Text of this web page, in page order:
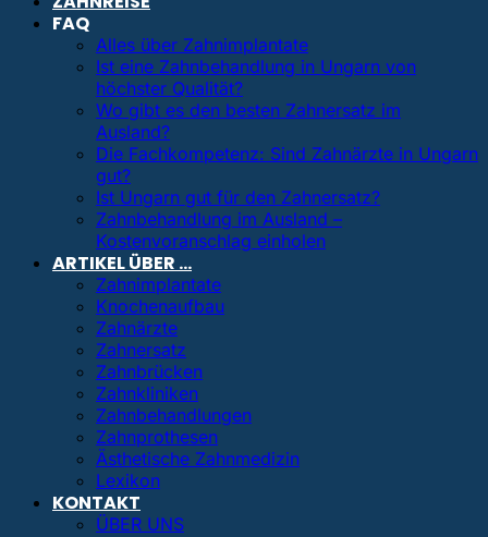
FAQ
Alles über Zahnimplantate
Ist eine Zahnbehandlung in Ungarn von
höchster Qualität?
Wo gibt es den besten Zahnersatz im
Ausland?
Die Fachkompetenz: Sind Zahnärzte in Ungarn
gut?
Ist Ungarn gut für den Zahnersatz?
Zahnbehandlung im Ausland –
Kostenvoranschlag einholen
ARTIKEL ÜBER …
Zahnimplantate
Knochenaufbau
Zahnärzte
Zahnersatz
Zahnbrücken
Zahnkliniken
Zahnbehandlungen
Zahnprothesen
Ästhetische Zahnmedizin
Lexikon
KONTAKT
ÜBER UNS